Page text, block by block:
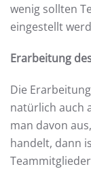
wenig sollten
eingestellt
Erarbeitung
Die
natürlich auch
man davon
handelt, dann